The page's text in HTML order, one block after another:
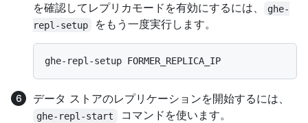
を確認してレプリカモードを有効にするには、
ghe-
repl-setup
をもう一度実行します。
データ ストアのレプリケーションを開始するには、
ghe-repl-start コマンドを使います。